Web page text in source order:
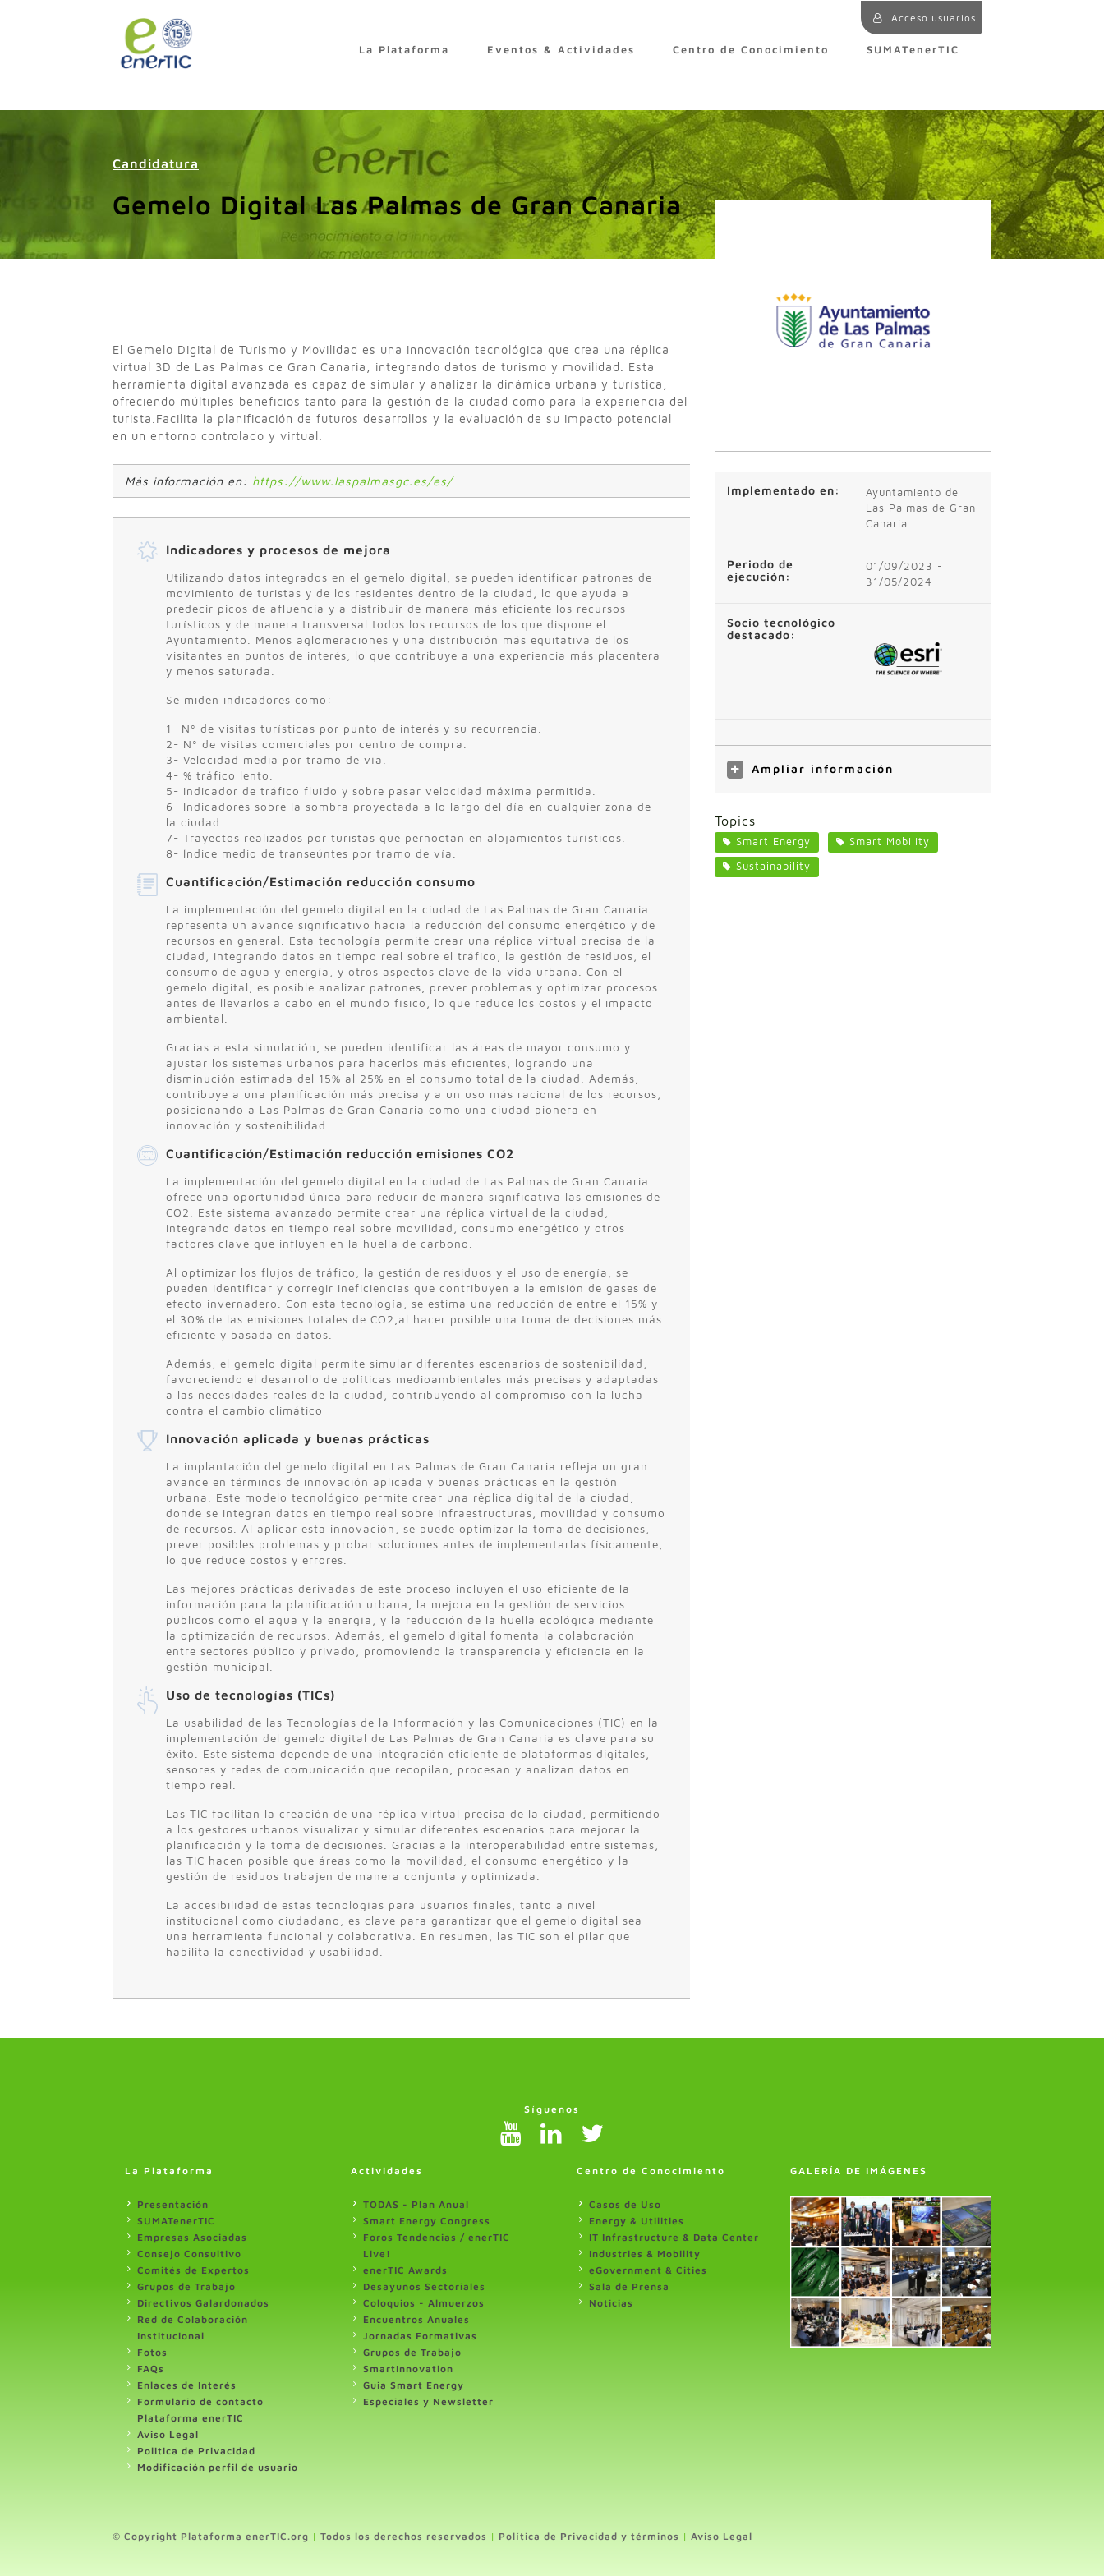
Acceso usuarios
La Plataforma Eventos & Actividades Centro de Conocimiento SUMATenerTIC
Candidatura
Gemelo Digital Las Palmas de Gran Canaria
El Gemelo Digital de Turismo y Movilidad es una innovación tecnológica que crea una réplica
virtual 3D de Las Palmas de Gran Canaria, integrando datos de turismo y movilidad. Esta
herramienta digital avanzada es capaz de simular y analizar la dinámica urbana y turística,
ofreciendo múltiples beneficios tanto para la gestión de la ciudad como para la experiencia del
turista.Facilita la planificación de futuros desarrollos y la evaluación de su impacto potencial
en un entorno controlado y virtual.
Más información en: https://www.laspalmasgc.es/es/
Indicadores y procesos de mejora
Utilizando datos integrados en el gemelo digital, se pueden identificar patrones de
movimiento de turistas y de los residentes dentro de la ciudad, lo que ayuda a
predecir picos de afluencia y a distribuir de manera más eficiente los recursos
turísticos y de manera transversal todos los recursos de los que dispone el
Ayuntamiento. Menos aglomeraciones y una distribución más equitativa de los
visitantes en puntos de interés, lo que contribuye a una experiencia más placentera
y menos saturada.
Se miden indicadores como:
1- Nº de visitas turísticas por punto de interés y su recurrencia.
2- Nº de visitas comerciales por centro de compra.
3- Velocidad media por tramo de vía.
4- % tráfico lento.
5- Indicador de tráfico fluido y sobre pasar velocidad máxima permitida.
6- Indicadores sobre la sombra proyectada a lo largo del día en cualquier zona de
la ciudad.
7- Trayectos realizados por turistas que pernoctan en alojamientos turísticos.
8- Índice medio de transeúntes por tramo de vía.
Cuantificación/Estimación reducción consumo
La implementación del gemelo digital en la ciudad de Las Palmas de Gran Canaria
representa un avance significativo hacia la reducción del consumo energético y de
recursos en general. Esta tecnología permite crear una réplica virtual precisa de la
ciudad, integrando datos en tiempo real sobre el tráfico, la gestión de residuos, el
consumo de agua y energía, y otros aspectos clave de la vida urbana. Con el
gemelo digital, es posible analizar patrones, prever problemas y optimizar procesos
antes de llevarlos a cabo en el mundo físico, lo que reduce los costos y el impacto
ambiental.
Gracias a esta simulación, se pueden identificar las áreas de mayor consumo y
ajustar los sistemas urbanos para hacerlos más eficientes, logrando una
disminución estimada del 15% al 25% en el consumo total de la ciudad. Además,
contribuye a una planificación más precisa y a un uso más racional de los recursos,
posicionando a Las Palmas de Gran Canaria como una ciudad pionera en
innovación y sostenibilidad.
Cuantificación/Estimación reducción emisiones CO2
La implementación del gemelo digital en la ciudad de Las Palmas de Gran Canaria
ofrece una oportunidad única para reducir de manera significativa las emisiones de
CO2. Este sistema avanzado permite crear una réplica virtual de la ciudad,
integrando datos en tiempo real sobre movilidad, consumo energético y otros
factores clave que influyen en la huella de carbono.
Al optimizar los flujos de tráfico, la gestión de residuos y el uso de energía, se
pueden identificar y corregir ineficiencias que contribuyen a la emisión de gases de
efecto invernadero. Con esta tecnología, se estima una reducción de entre el 15% y
el 30% de las emisiones totales de CO2,al hacer posible una toma de decisiones más
eficiente y basada en datos.
Además, el gemelo digital permite simular diferentes escenarios de sostenibilidad,
favoreciendo el desarrollo de políticas medioambientales más precisas y adaptadas
a las necesidades reales de la ciudad, contribuyendo al compromiso con la lucha
contra el cambio climático
Innovación aplicada y buenas prácticas
La implantación del gemelo digital en Las Palmas de Gran Canaria refleja un gran
avance en términos de innovación aplicada y buenas prácticas en la gestión
urbana. Este modelo tecnológico permite crear una réplica digital de la ciudad,
donde se integran datos en tiempo real sobre infraestructuras, movilidad y consumo
de recursos. Al aplicar esta innovación, se puede optimizar la toma de decisiones,
prever posibles problemas y probar soluciones antes de implementarlas físicamente,
lo que reduce costos y errores.
Las mejores prácticas derivadas de este proceso incluyen el uso eficiente de la
información para la planificación urbana, la mejora en la gestión de servicios
públicos como el agua y la energía, y la reducción de la huella ecológica mediante
la optimización de recursos. Además, el gemelo digital fomenta la colaboración
entre sectores público y privado, promoviendo la transparencia y eficiencia en la
gestión municipal.
Uso de tecnologías (TICs)
La usabilidad de las Tecnologías de la Información y las Comunicaciones (TIC) en la
implementación del gemelo digital de Las Palmas de Gran Canaria es clave para su
éxito. Este sistema depende de una integración eficiente de plataformas digitales,
sensores y redes de comunicación que recopilan, procesan y analizan datos en
tiempo real.
Las TIC facilitan la creación de una réplica virtual precisa de la ciudad, permitiendo
a los gestores urbanos visualizar y simular diferentes escenarios para mejorar la
planificación y la toma de decisiones. Gracias a la interoperabilidad entre sistemas,
las TIC hacen posible que áreas como la movilidad, el consumo energético y la
gestión de residuos trabajen de manera conjunta y optimizada.
La accesibilidad de estas tecnologías para usuarios finales, tanto a nivel
institucional como ciudadano, es clave para garantizar que el gemelo digital sea
una herramienta funcional y colaborativa. En resumen, las TIC son el pilar que
habilita la conectividad y usabilidad.
Implementado en:
Ayuntamiento de
Las Palmas de Gran
Canaria
Periodo de
ejecución:
01/09/2023 -
31/05/2024
Socio tecnológico
destacado:
Ampliar información
Topics
Smart Energy
Smart Mobility
Sustainability
Síguenos
La Plataforma
Presentación
SUMATenerTIC
Empresas Asociadas
Consejo Consultivo
Comités de Expertos
Grupos de Trabajo
Directivos Galardonados
Red de Colaboración
Institucional
Fotos
FAQs
Enlaces de Interés
Formulario de contacto
Plataforma enerTIC
Aviso Legal
Politica de Privacidad
Modificación perfil de usuario
Actividades
TODAS - Plan Anual
Smart Energy Congress
Foros Tendencias / enerTIC
Live!
enerTIC Awards
Desayunos Sectoriales
Coloquios - Almuerzos
Encuentros Anuales
Jornadas Formativas
Grupos de Trabajo
SmartInnovation
Guia Smart Energy
Especiales y Newsletter
Centro de Conocimiento
Casos de Uso
Energy & Utilities
IT Infrastructure & Data Center
Industries & Mobility
eGovernment & Cities
Sala de Prensa
Noticias
GALERÍA DE IMÁGENES
© Copyright Plataforma enerTIC.org | Todos los derechos reservados | Política de Privacidad y términos | Aviso Legal